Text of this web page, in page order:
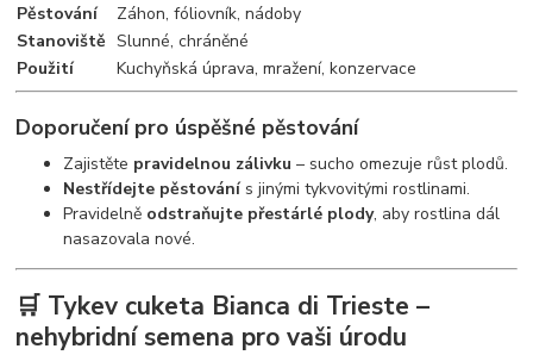
Pěstování
Záhon, fóliovník, nádoby
Stanoviště Slunné, chráněné
Použití
Kuchyňská úprava, mražení, konzervace
Doporučení pro úspěšné pěstování
Zajistěte pravidelnou zálivku – sucho omezuje růst plodů.
Nestřídejte pěstovánís jinými tykvovitými rostlinami.
Pravidelně odstraňujte přestárlé plody, aby rostlina dál
nasazovala nové.
🛒 Tykev cuketa Bianca di Trieste –
nehybridní semena pro vaši úrodu